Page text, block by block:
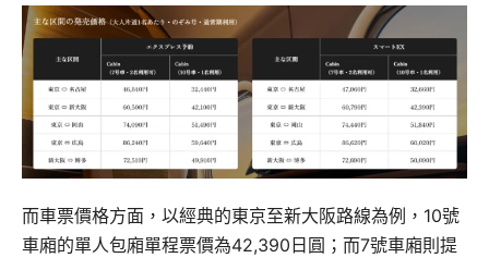
而車票價格方面，以經典的東京至新大阪路線為例，10號
車廂的單人包廂單程票價為42,390日圓；而7號車廂則提